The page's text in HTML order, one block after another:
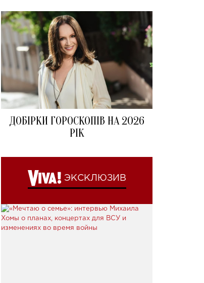
ДОБІРКИ ГОРОСКОПІВ НА 2026
РІК
ЭКСКЛЮЗИВ